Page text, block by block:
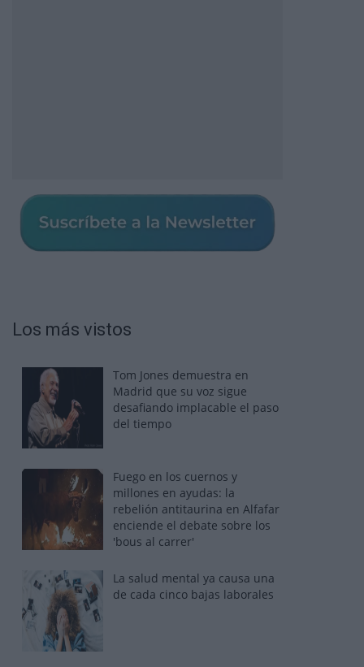
Los más vistos
Tom Jones demuestra en
Madrid que su voz sigue
desafiando implacable el paso
del tiempo
Fuego en los cuernos y
millones en ayudas: la
rebelión antitaurina en Alfafar
enciende el debate sobre los
'bous al carrer'
La salud mental ya causa una
de cada cinco bajas laborales